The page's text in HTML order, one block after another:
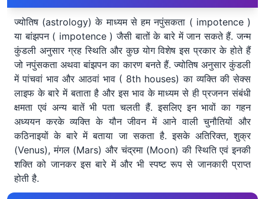
ज्योतिष (astrology) के माध्यम से हम नपुंसकता ( impotence )
या बांझपन ( impotence ) जैसी बातों के बारे में जान सकते हैं. जन्म
कुंडली अनुसार ग्रह स्थिति और कुछ योग विशेष इस प्रकार के होते हैं
जो नपुंसकता अथवा बांझपन का कारण बनते हैं. ज्योतिष अनुसार कुंडली
में पांचवां भाव और आठवां भाव ( 8th houses) का व्यक्ति की सेक्स
लाइफ के बारे में बताता है और इस भाव के माध्यम से ही प्रजनन संबंधी
क्षमता एवं अन्य बातें भी पता चलती हैं. इसलिए इन भावों का गहन
अध्ययन करके व्यक्ति के यौन जीवन में आने वाली चुनौतियों और
कठिनाइयों के बारे में बताया जा सकता है. इसके अतिरिक्त, शुक्र
(Venus), मंगल (Mars) और चंद्रमा (Moon) की स्थिति एवं इनकी
शक्ति को जानकर इस बारे में और भी स्पष्ट रूप से जानकारी प्राप्त
होती है.